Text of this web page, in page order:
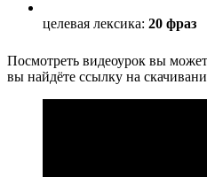
целевая лексика: 20 фраз
Посмотреть видеоурок вы
вы найдёте ссылку на